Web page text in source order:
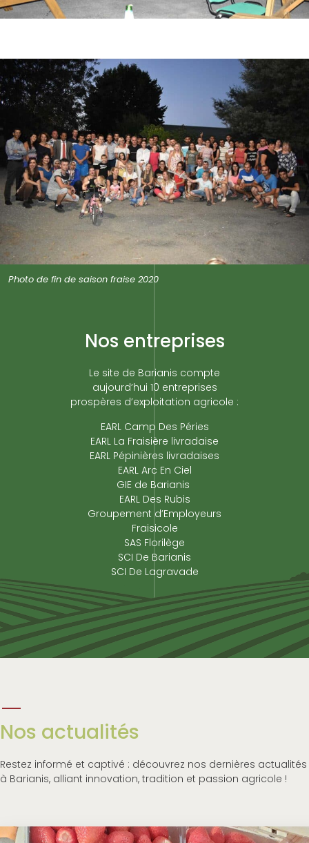
Photo de fin de saison fraise 2020
Nos entreprises
Le site de Barianis compte
aujourd’hui 10 entreprises
prospères d’exploitation agricole :
EARL Camp Des Péries
EARL La Fraisière livradaise
EARL Pépinières livradaises
EARL Arc En Ciel
GIE de Barianis
EARL Des Rubis
Groupement d’Employeurs
Fraisicole
SAS Florilège
SCI De Barianis
SCI De Lagravade
Nos actualités
Restez informé et captivé : découvrez nos dernières actualités
à Barianis, alliant innovation, tradition et passion agricole !